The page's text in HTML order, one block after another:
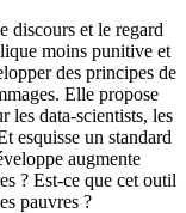
discours et le regard
moins punitive et
des principes de
Elle propose
les data-scientists, les
esquisse un standard
augmente
? Est-ce que cet outil
pauvres ?